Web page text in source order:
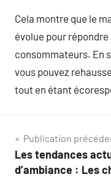
Cela montre que le
évolue pour
consommateurs. En
vous pouvez
tout en étant
Navigation
de
Publication
Les tendances
d’ambiance : Les